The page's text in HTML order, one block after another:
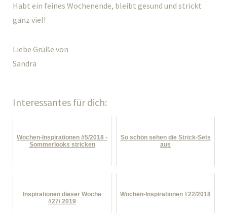
Habt ein feines Wochenende, bleibt gesund und strickt
ganz viel!
Liebe Grüße von
Sandra
Interessantes für dich:
Wochen-Inspirationen #5/2018 -
Sommerlooks stricken
So schön sehen die Strick-Sets
aus
Inspirationen dieser Woche
#27/ 2019
Wochen-Inspirationen #22/2018